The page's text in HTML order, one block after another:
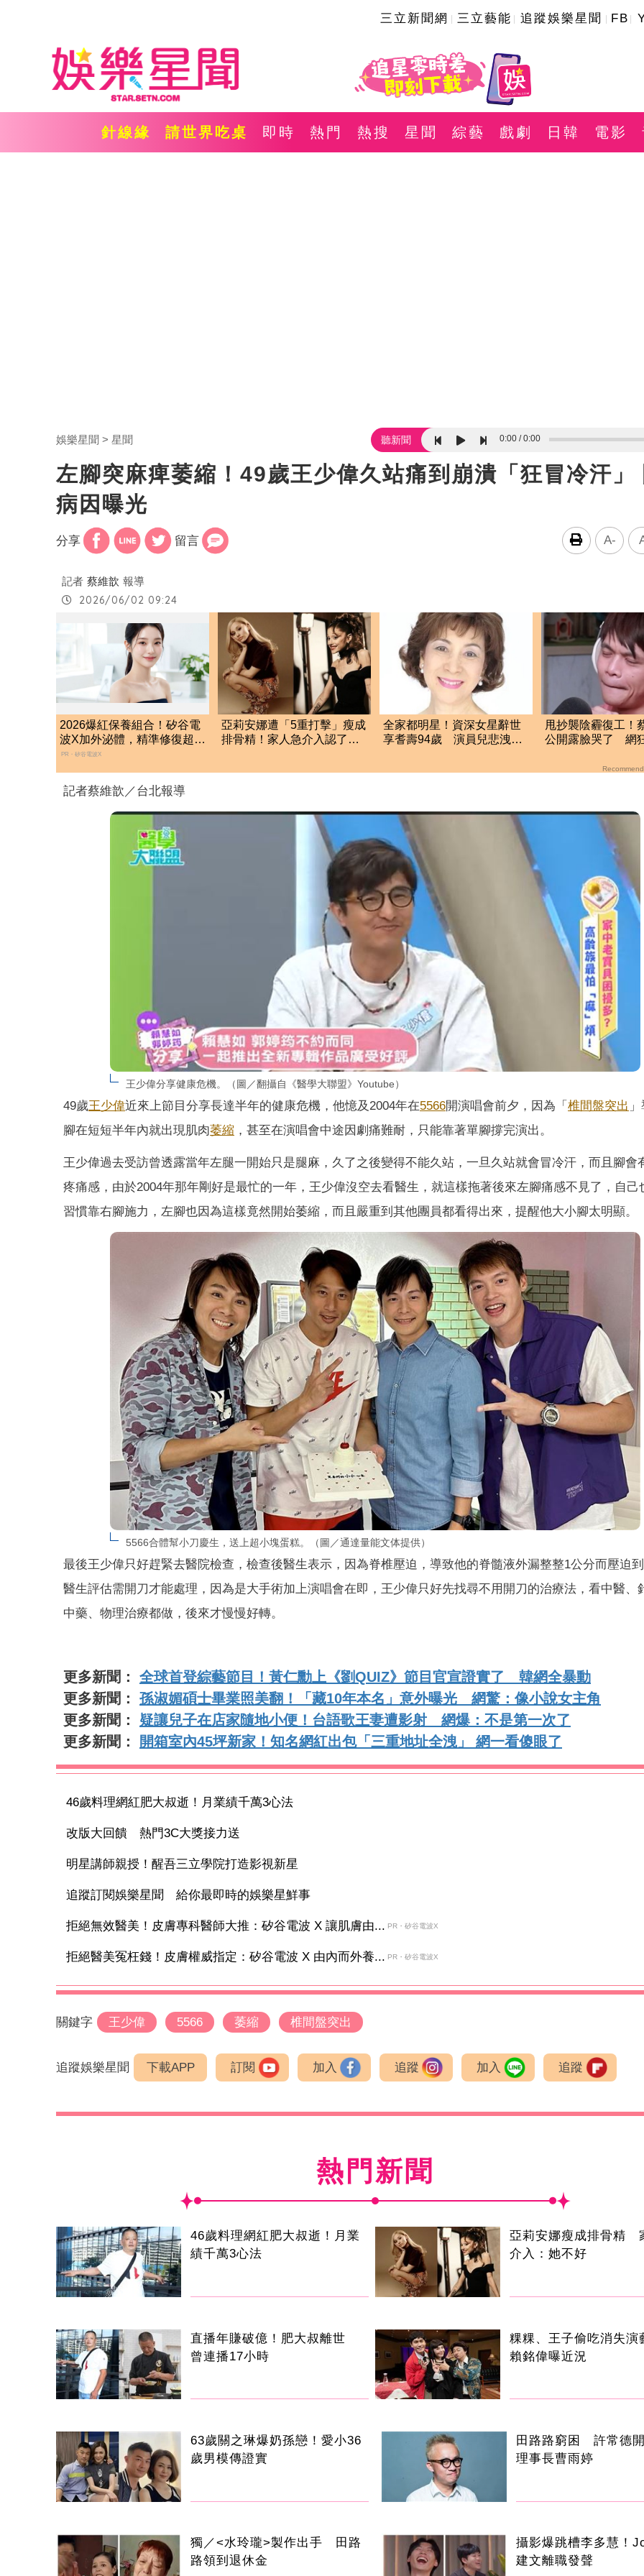
三立新聞網 三立藝能 追蹤娛樂星聞 FB
針線緣 請世界吃桌 即時 熱門 熱搜 星聞 綜藝 戲劇 日韓 電影
娛樂星聞 星聞 聽新聞 0:00 0:00
左腳突麻痺萎縮！49歲王少偉久站痛到崩潰「狂冒冷汗」
病因曝光
分享 留言 A-
記者 蔡維歆 報導
2026/06/02 09:24
2026爆紅保養組合！矽谷電
波X加外泌體，精準修復超有
感
PR・矽谷電波X
亞莉安娜遭「5重打擊」瘦成
排骨精！家人急介入認了：
全家都明星！資深女星辭世
享耆壽94歲 演員兒悲洩臨
甩抄襲陰霾復工！
公開露臉哭了 網
記者蔡維歆／台北報導
王少偉分享健康危機。（圖／翻攝自《醫學大聯盟》Youtube）
49歲王少偉近來上節目分享長達半年的健康危機，他憶及2004年在5566開演唱會前夕，因為「 椎間盤突出
腳在短短半年內就出現肌肉萎縮 ，甚至在演唱會中途因劇痛難耐，只能靠著單腳撐完演出。
王少偉過去受訪曾透露當年左腿一開始只是腿麻，久了之後變得不能久站，一旦久站就會冒冷汗，而且腳會
疼痛感，由於2004年那年剛好是最忙的一年，王少偉沒空去看醫生，就這樣拖著後來左腳痛感不見了，自己
習慣靠右腳施力，左腳也因為這樣竟然開始萎縮，而且嚴重到其他團員都看得出來，提醒他大小腳太明顯。
5566合體幫小刀慶生，送上超小塊蛋糕。（圖／通達量能文体提供）
最後王少偉只好趕緊去醫院檢查，檢查後醫生表示，因為脊椎壓迫，導致他的脊髓液外漏整整1公分而壓迫
醫生評估需開刀才能處理，因為是大手術加上演唱會在即，王少偉只好先找尋不用開刀的治療法，看中醫、
中藥、物理治療都做，後來才慢慢好轉。
更多新聞： 全球首登綜藝節目！黃仁勳上《劉QUIZ》節目官宣證實了 韓網全暴動
更多新聞： 孫淑媚碩士畢業照美翻！「藏10年本名」意外曝光 網驚：像小說女主角
更多新聞： 疑讓兒子在店家隨地小便！台語歌王妻遭影射 網爆：不是第一次了
更多新聞：
開箱室內45坪新家！知名網紅出包「三重地址全洩」 網一看傻眼了
46歲料理網紅肥大叔逝！月業績千萬3心法
改版大回饋 熱門3C大獎接力送
明星講師親授！醒吾三立學院打造影視新星
追蹤訂閱娛樂星聞 給你最即時的娛樂星鮮事
拒絕無效醫美！皮膚專科醫師大推：矽谷電波 X 讓肌膚由... PR・矽谷電波X
拒絕醫美冤枉錢！皮膚權威指定：矽谷電波 X 由內而外養... PR・矽谷電波X
關鍵字 王少偉 5566 萎縮 椎間盤突出
追蹤娛樂星聞 下載APP 訂閱 加入 追蹤 加入 追蹤
熱門新聞
46歲料理網紅肥大叔逝！月業
績千萬3心法
亞莉安娜瘦成排骨精
介入：她不好
直播年賺破億！肥大叔離世
曾連播17小時
粿粿、王子偷吃消失
賴銘偉曝近況
63歲關之琳爆奶孫戀！愛小36
歲男模傳證實
田路路窮困 許常德
理事長曹雨婷
獨／<水玲瓏>製作出手 田路
路領到退休金
攝影爆跳槽李多慧！
建文離職發聲